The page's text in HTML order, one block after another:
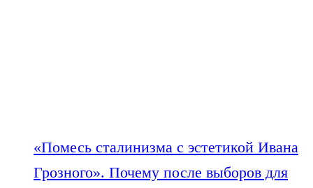
«Помесь сталинизма с эстетикой Ивана
Грозного». Почему после выборов для